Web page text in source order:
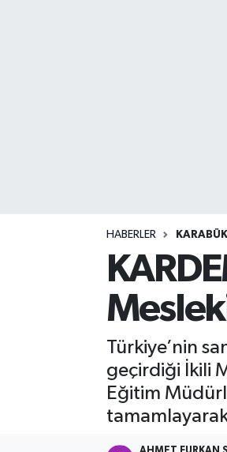
HABERLER KARABÜK
Türkiye’nin
geçirdiği İkili
Eğitim
KASTAMONU